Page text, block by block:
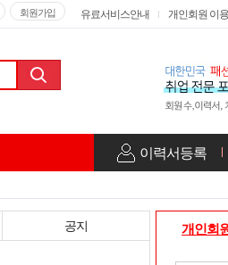
회원가입 유료서비스안내 개인회원 이
이력서등록
공지 개인회